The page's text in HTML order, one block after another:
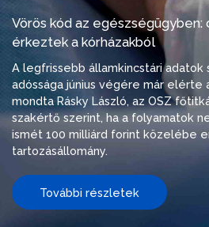
Vörös kód az egészségügyben:
érkeztek a kórházakból
A legfrissebb államkincstári adatok
adóssága június végére már elérte
mondta Rásky László, az OSZ
szakértő szerint, ha a folyamatok
ismét 100 milliárd forint közelébe
tartozásállomány.
További részletek